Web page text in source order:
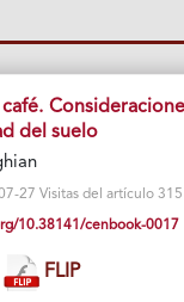
del suelo
27 Visitas del artículo 315
10.38141/cenbook-0017
FLIP